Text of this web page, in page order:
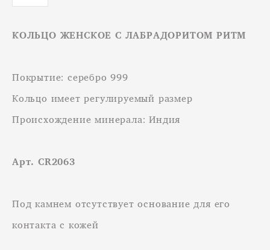
КОЛЬЦО ЖЕНСКОЕ С ЛАБРАДОРИТОМ РИТМ
Покрытие: серебро 999
Кольцо имеет регулируемый размер
Происхождение минерала: Индия
Арт. CR2063
Под камнем отсутствует основание для его
контакта с кожей